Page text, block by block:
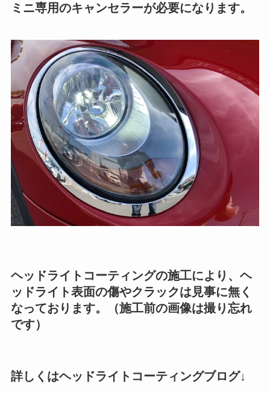
ミニ専用のキャンセラーが必要になります。
ヘッドライトコーティングの施工により、ヘ
ッドライト表面の傷やクラックは見事に無く
なっております。（施工前の画像は撮り忘れ
です）
詳しくはヘッドライトコーティングブログ↓